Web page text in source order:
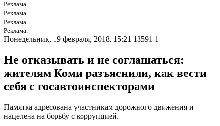
Реклама.
Реклама.
Реклама.
Реклама.
Понедельник, 19 февраля, 2018, 15:21 18591 1
Не отказывать и не соглашаться:
жителям Коми разъяснили, как вести
себя с госавтоинспекторами
Памятка адресована участникам дорожного движения и
нацелена на борьбу с коррупцией.